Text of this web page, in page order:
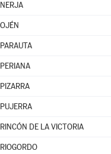
NERJA
OJÉN
PARAUTA
PERIANA
PIZARRA
PUJERRA
RINCÓN DE LA VICTORIA
RIOGORDO